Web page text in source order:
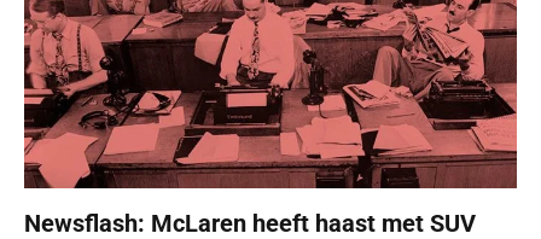
Newsflash: McLaren heeft haast met SUV